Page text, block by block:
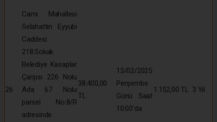
26
Cami Mahallesi
Selahattin Eyyubi
Caddesi
218.Sokak
Belediye Kasaplar
Çarşısı 226 Nolu
Ada 67 Nolu
parsel No:8/R
adresinde
38.400,00
TL
13/02/2025
Perşembe
Günü Saat
10:00’da
1.152,00 TL 3 Yıl